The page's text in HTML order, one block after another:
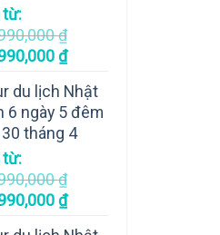
từ:
₫
₫
du lịch Nhật
6 ngày 5 đêm
tháng 4
từ:
₫
₫